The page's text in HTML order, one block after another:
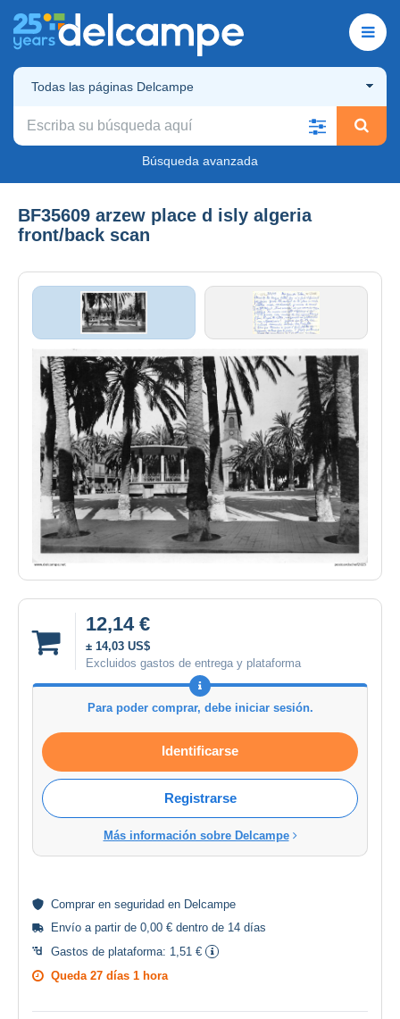
Todas las páginas Delcampe
Búsqueda avanzada
BF35609 arzew place d isly algeria
front/back scan
12,14 €
± 14,03 US$
Excluidos gastos de entrega y plataforma
Para poder comprar, debe iniciar sesión.
Identificarse
Registrarse
Más información sobre Delcampe
Comprar en seguridad en Delcampe
Envío a partir de 0,00 € dentro de 14 días
Gastos de plataforma: 1,51 €
Queda 27 días 1 hora